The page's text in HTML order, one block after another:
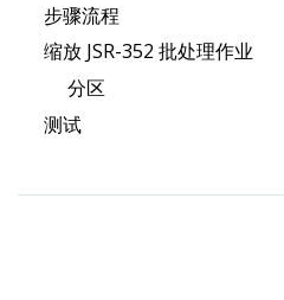
步骤流程
缩放 JSR-352 批处理作业
分区
测试